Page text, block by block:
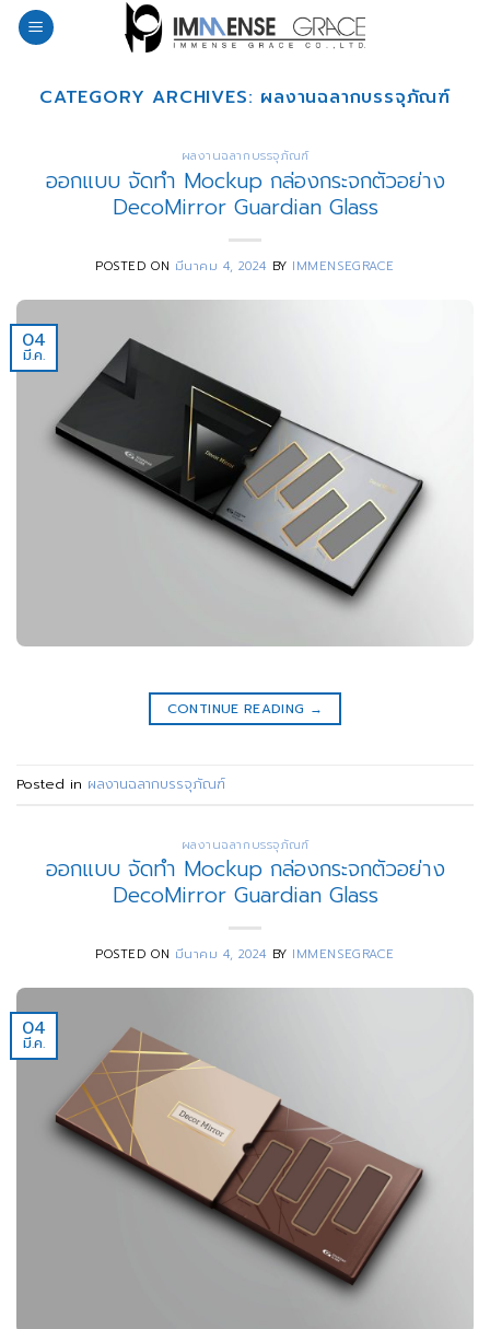
Skip
CATEGORY ARCHIVES: ผลงานฉลากบรรจุภัณฑ์
ผลงานฉลากบรรจุภัณฑ์
ออกแบบ จัดทำ Mockup กล่องกระจกตัวอย่าง
DecoMirror Guardian Glass
POSTED ON มีนาคม 4, 2024 BY IMMENSEGRACE
04
มี.ค.
CONTINUE READING →
Posted in ผลงานฉลากบรรจุภัณฑ์
ผลงานฉลากบรรจุภัณฑ์
ออกแบบ จัดทำ Mockup กล่องกระจกตัวอย่าง
DecoMirror Guardian Glass
POSTED ON มีนาคม 4, 2024 BY IMMENSEGRACE
04
มี.ค.